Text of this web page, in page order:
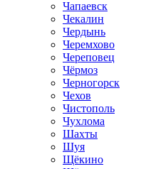
Чапаевск
Чекалин
Чердынь
Черемхово
Череповец
Чёрмоз
Черногорск
Чехов
Чистополь
Чухлома
Шахты
Шуя
Щёкино